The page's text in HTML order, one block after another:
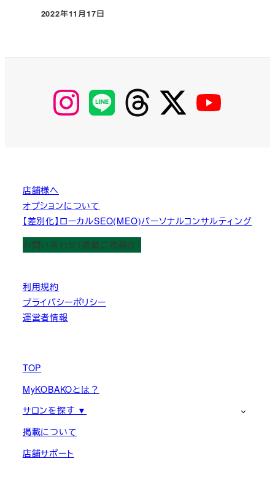
投稿日
2022年11月17日
【Instagram】
MyKOBAKO
【LINE】 【threads】 【Twitter】
店舗様へ
オプションについて
【差別化】ローカルSEO(MEO)パーソナルコンサルティング
お問い合わせ（掲載ご依頼含）
利用規約
プライバシーポリシー
運営者情報
TOP
MyKOBAKOとは？
サロンを探す ▼
掲載について
店舗サポート